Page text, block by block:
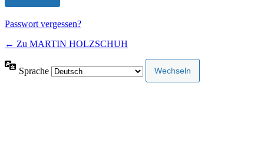
Passwort vergessen?
← Zu MARTIN HOLZSCHUH
Sprache